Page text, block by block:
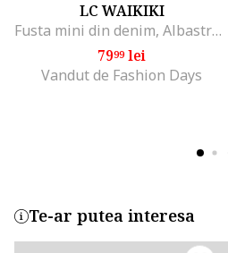
LC WAIKIKI
Fusta mini din denim, Albastru pastel
7999lei
Vandut de Fashion Days
Te-ar putea interesa